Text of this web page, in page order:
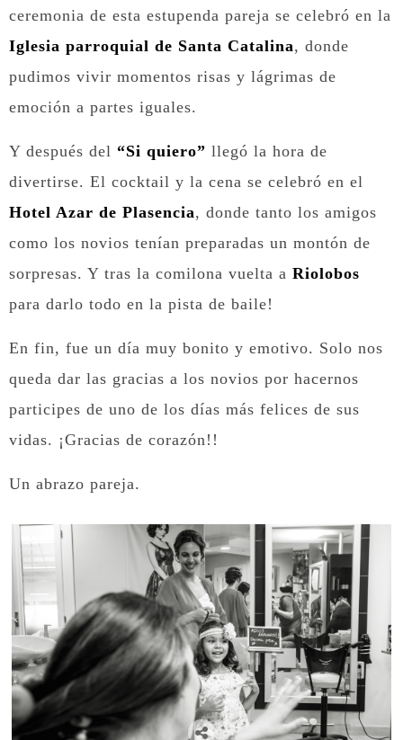
ceremonia de esta estupenda pareja se celebró en la
Iglesia parroquial de Santa Catalina, donde
pudimos vivir momentos risas y lágrimas de
emoción a partes iguales.
Y después del “Si quiero” llegó la hora de
divertirse. El cocktail y la cena se celebró en el
Hotel Azar de Plasencia, donde tanto los amigos
como los novios tenían preparadas un montón de
sorpresas. Y tras la comilona vuelta a Riolobos
para darlo todo en la pista de baile!
En fin, fue un día muy bonito y emotivo. Solo nos
queda dar las gracias a los novios por hacernos
participes de uno de los días más felices de sus
vidas. ¡Gracias de corazón!!
Un abrazo pareja.